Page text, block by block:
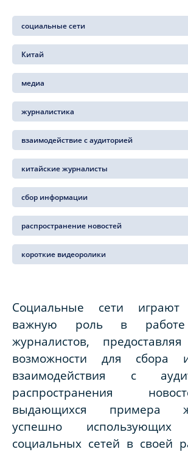
социальные сети
Китай
медиа
журналистика
взаимодействие с аудиторией
китайские журналисты
сбор информации
распространение новостей
короткие видеоролики
Социальные сети
важную роль в работе
журналистов,
возможности для сбора
взаимодействия с
распространения
выдающихся примера
успешно использующих
социальных сетей в своей